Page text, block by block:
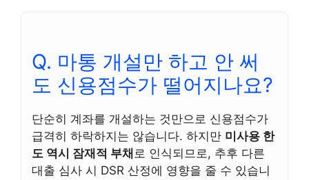
Q. 마통 개설만 하고 안 써
도 신용점수가 떨어지나요?
단순히 계좌를 개설하는 것만으로 신용점수가
급격히 하락하지는 않습니다. 하지만 미사용 한
도 역시 잠재적 부채 로 인식되므로, 추후 다른
대출 심사 시 DSR 산정에 영향을 줄 수 있습니